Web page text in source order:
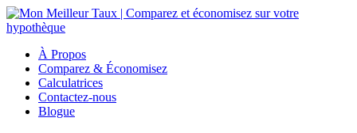
À Propos
Comparez & Économisez
Calculatrices
Contactez-nous
Blogue